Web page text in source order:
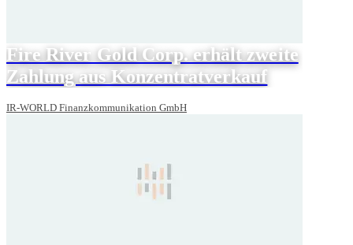
Fire River Gold Corp. erhält zweite
Zahlung aus Konzentratverkauf
IR-WORLD Finanzkommunikation GmbH